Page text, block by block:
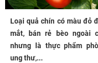
Loại quả chín có màu đỏ
mắt, bán rẻ bèo ngoài
nhưng là thực phẩm
ung thư,...